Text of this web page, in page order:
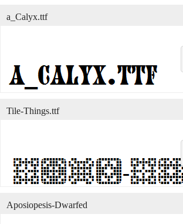
a_Calyx.ttf
Tile-Things.ttf
Aposiopesis-Dwarfed